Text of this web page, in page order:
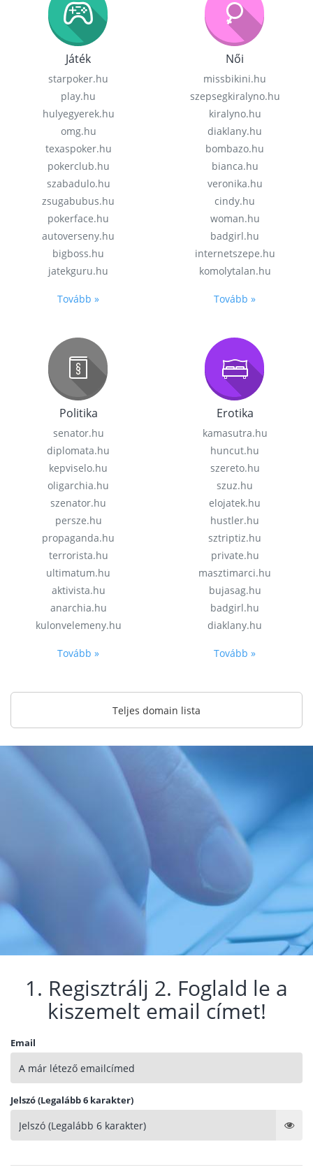
Játék
starpoker.hu
play.hu
hulyegyerek.hu
omg.hu
texaspoker.hu
pokerclub.hu
szabadulo.hu
zsugabubus.hu
pokerface.hu
autoverseny.hu
bigboss.hu
jatekguru.hu
Tovább »
Női
missbikini.hu
szepsegkiralyno.hu
kiralyno.hu
diaklany.hu
bombazo.hu
bianca.hu
veronika.hu
cindy.hu
woman.hu
badgirl.hu
internetszepe.hu
komolytalan.hu
Tovább »
Politika
senator.hu
diplomata.hu
kepviselo.hu
oligarchia.hu
szenator.hu
persze.hu
propaganda.hu
terrorista.hu
ultimatum.hu
aktivista.hu
anarchia.hu
kulonvelemeny.hu
Tovább »
Erotika
kamasutra.hu
huncut.hu
szereto.hu
szuz.hu
elojatek.hu
hustler.hu
sztriptiz.hu
private.hu
masztimarci.hu
bujasag.hu
badgirl.hu
diaklany.hu
Tovább »
Teljes domain lista
1. Regisztrálj 2. Foglald le a
kiszemelt email címet!
Email
Jelszó (Legalább 6 karakter)